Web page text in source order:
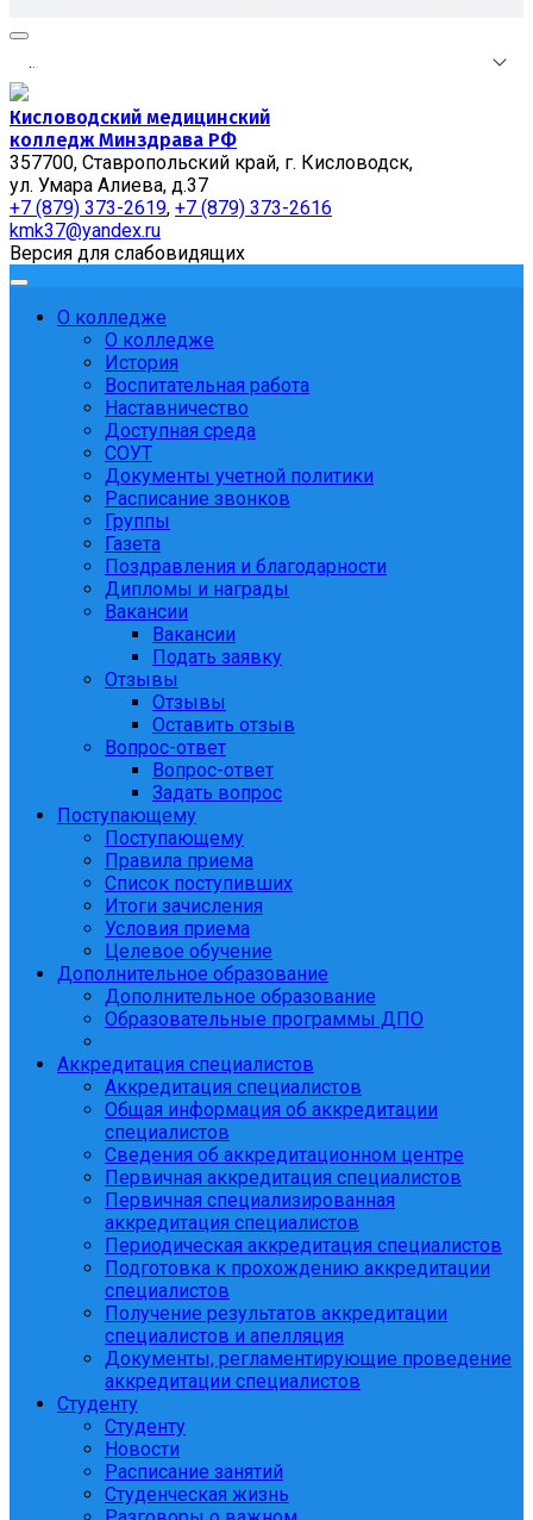
...
Кисловодский медицинский
колледж Минздрава РФ
357700, Ставропольский край, г. Кисловодск,
ул. Умара Алиева, д.37
+7 (879) 373-2619, +7 (879) 373-2616
kmk37@yandex.ru
Версия для слабовидящих
О колледже
О колледже
История
Воспитательная работа
Наставничество
Доступная среда
СОУТ
Документы учетной политики
Расписание звонков
Группы
Газета
Поздравления и благодарности
Дипломы и награды
Вакансии
Вакансии
Подать заявку
Отзывы
Отзывы
Оставить отзыв
Вопрос-ответ
Вопрос-ответ
Задать вопрос
Поступающему
Поступающему
Правила приема
Список поступивших
Итоги зачисления
Условия приема
Целевое обучение
Дополнительное образование
Дополнительное образование
Образовательные программы ДПО
Аккредитация специалистов
Аккредитация специалистов
Общая информация об аккредитации
специалистов
Сведения об аккредитационном центре
Первичная аккредитация специалистов
Первичная специализированная
аккредитация специалистов
Периодическая аккредитация специалистов
Подготовка к прохождению аккредитации
специалистов
Получение результатов аккредитации
специалистов и апелляция
Документы, регламентирующие проведение
аккредитации специалистов
Студенту
Студенту
Новости
Расписание занятий
Студенческая жизнь